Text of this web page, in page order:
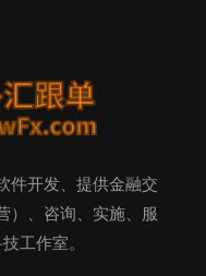
件开发、提供金融交
）、咨询、实施、服
工作室。